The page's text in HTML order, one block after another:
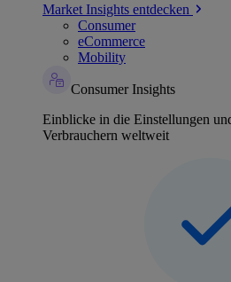
Market Insights entdecken
Consumer
eCommerce
Mobility
Consumer Insights
Einblicke in die Einstellungen
Verbrauchern weltweit